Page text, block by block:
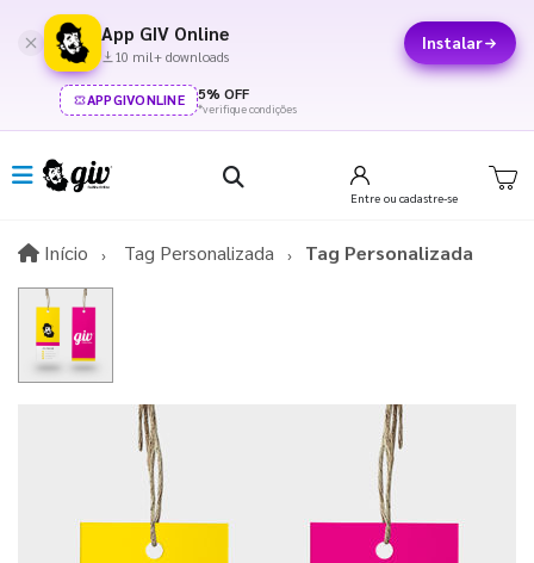
App GIV Online
10 mil+ downloads
Instalar
APPGIVONLINE 5% OFF
*verifique condições
Entre ou cadastre-se
Início InícioTag Personalizada Tag Personalizada